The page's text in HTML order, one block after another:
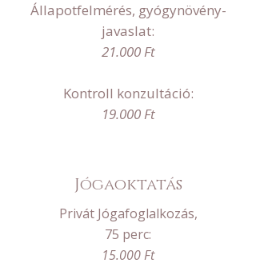
Állapotfelmérés, gyógynövény-
javaslat:
21.000 Ft
Kontroll konzultáció:
19.000 Ft
Jógaoktatás
Privát Jógafoglalkozás,
75 perc:
15.000 Ft